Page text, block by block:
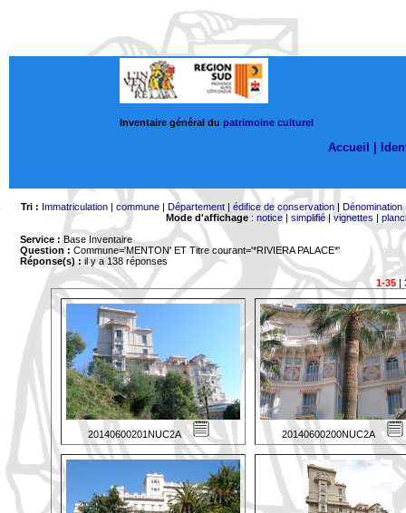
Inventaire général du patrimoine culturel
Accueil |
Tri : Immatriculation| commune| Département| édifice de conservation| Dénomination
Mode d'affichage: notice| simplifié|vignettes |
Service : Base Inventaire
Question : Commune='MENTON' ET Titre courant='*RIVIERA PALACE*'
Réponse(s) :il y a 138 réponses
1-35|
20140600201NUC2A 20140600200NUC2A